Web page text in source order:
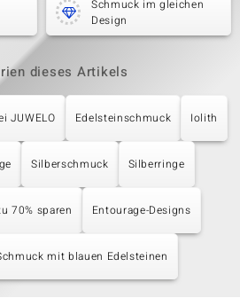
Schmuck im gleichen
Design
dieses Artikels
JUWELO Edelsteinschmuck Iolith
Silberschmuck Silberringe
70% sparen Entourage-Designs
mit blauen Edelsteinen